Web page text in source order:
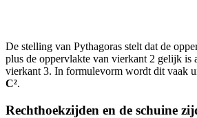
De stelling van Pythagoras stelt dat de
plus de oppervlakte van vierkant 2 gelijk is
vierkant 3. In formulevorm wordt dit vaak
C².
Rechthoekzijden en de schuine